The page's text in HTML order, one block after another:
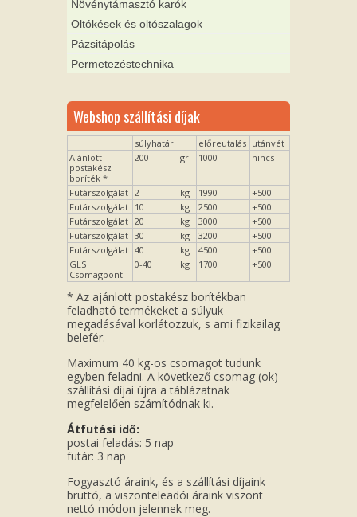
Növénytámasztó karók
Oltókések és oltószalagok
Pázsitápolás
Permetezéstechnika
Webshop szállítási díjak
súlyhatár előreutalás utánvét
Ajánlott
postakész
boríték *
200 gr 1000 nincs
Futárszolgálat 2 kg 1990
+500
Futárszolgálat 10 kg 2500
+500
Futárszolgálat 20 kg 3000
+500
Futárszolgálat 30 kg 3200
+500
Futárszolgálat 40 kg 4500
+500
GLS
Csomagpont
0-40 kg 1700 +500
* Az ajánlott postakész borítékban
feladható termékeket a súlyuk
megadásával korlátozzuk, s ami fizikailag
belefér.
Maximum 40 kg-os csomagot tudunk
egyben feladni. A következő csomag (ok)
szállítási díjai újra a táblázatnak
megfelelően számítódnak ki.
Átfutási idő:
postai feladás: 5 nap
futár: 3 nap
Fogyasztó áraink, és a szállítási díjaink
bruttó, a viszonteleadói áraink viszont
nettó módon jelennek meg.